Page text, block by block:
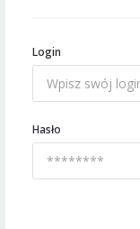
Login
Hasło